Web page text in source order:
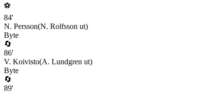
⚽
84'
N. Persson(N. Rolfsson ut)
Byte
🔄
86'
V. Koivisto(A. Lundgren ut)
Byte
🔄
89'